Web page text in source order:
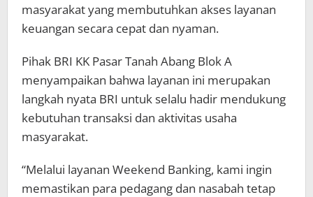
masyarakat yang membutuhkan akses layanan
keuangan secara cepat dan nyaman.
Pihak BRI KK Pasar Tanah Abang Blok A
menyampaikan bahwa layanan ini merupakan
langkah nyata BRI untuk selalu hadir mendukung
kebutuhan transaksi dan aktivitas usaha
masyarakat.
“Melalui layanan Weekend Banking, kami ingin
memastikan para pedagang dan nasabah tetap